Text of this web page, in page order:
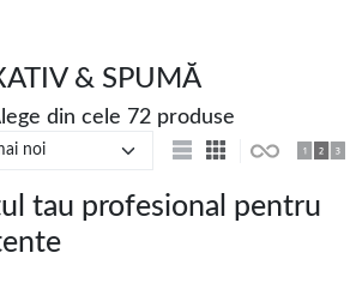
& SPUMĂ
din cele 72 produse
tau profesional pentru